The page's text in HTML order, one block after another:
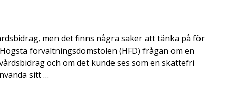
men det finns några saker att tänka på för
förvaltningsdomstolen (HFD) frågan om en
och om det kunde ses som en skattefri
sitt …